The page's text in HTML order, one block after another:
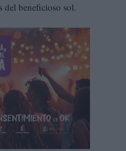
del beneficioso sol.